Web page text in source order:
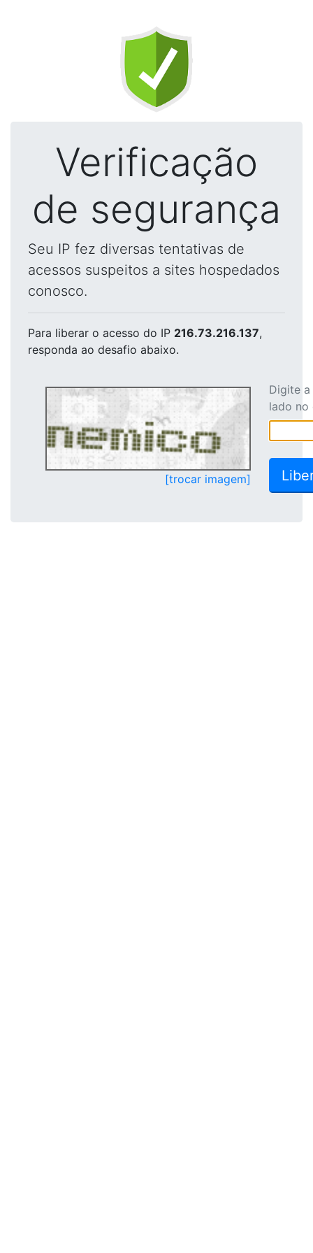
Verificação
de segurança
Seu IP fez diversas tentativas de
acessos suspeitos a sites hospedados
conosco.
Para liberar o acesso do IP 216.73.216.137,
responda ao desafio abaixo.
[trocar imagem]
Digite
lado no